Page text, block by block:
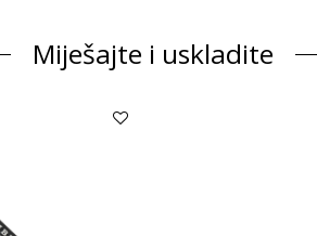
Miješajte i uskladite